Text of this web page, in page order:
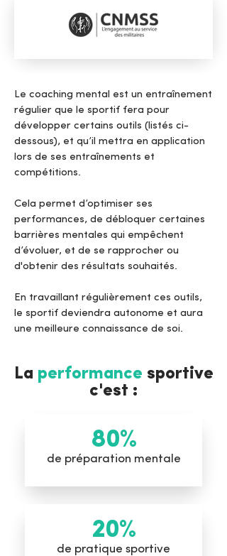
Le coaching mental est un entraînement
régulier que le sportif fera pour
développer certains outils (listés ci-
dessous), et qu’il mettra en application
lors de ses entraînements et
compétitions.
Cela permet d’optimiser ses
performances, de débloquer certaines
barrières mentales qui empêchent
d’évoluer, et de se rapprocher ou
d'obtenir des résultats souhaités.
En travaillant régulièrement ces outils,
le sportif deviendra autonome et aura
une meilleure connaissance de soi.
La performance sportive
c'est :
80%
de préparation mentale
20%
de pratique sportive